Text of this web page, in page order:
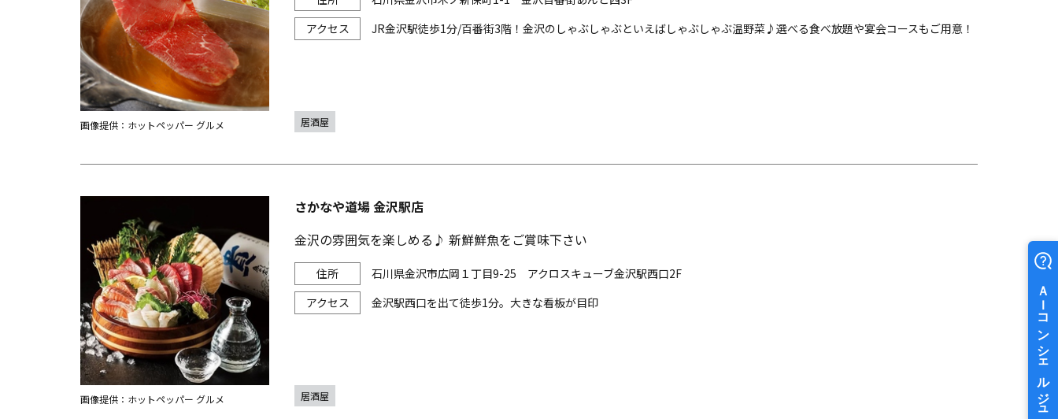
JR金沢駅徒歩1分/百番街3階！金沢のしゃぶしゃぶといえばしゃぶしゃぶ温野菜♪選べる食べ放題や宴会コースもご用意！
画像提供：ホットペッパー グルメ 居酒屋
さかなや道場 金沢駅店
金沢の雰囲気を楽しめる♪ 新鮮鮮魚をご賞味下さい
石川県金沢市広岡１丁目9-25 アクロスキューブ金沢駅西口2F
金沢駅西口を出て徒歩1分。大きな看板が目印
画像提供：ホットペッパー グルメ 居酒屋